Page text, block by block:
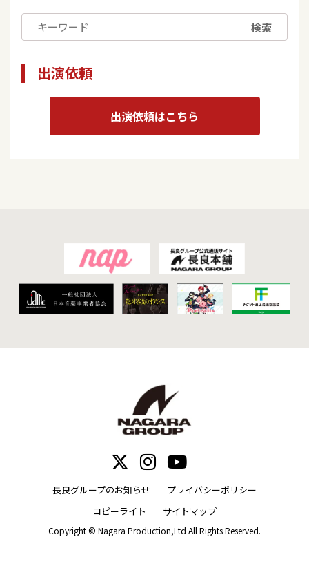
検索
出演依頼
出演依頼はこちら
長良グループのお知らせ
プライバシーポリシー
コピーライト
サイトマップ
Copyright © Nagara Production,Ltd All Rights Reserved.